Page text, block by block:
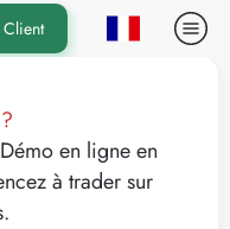
Client
en ligne en
à trader sur